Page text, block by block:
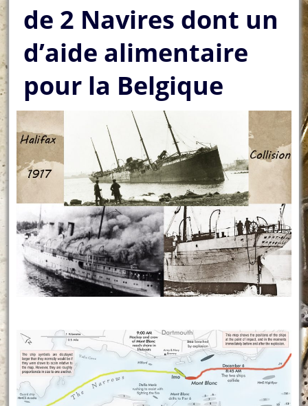
de 2 Navires dont un
d’aide alimentaire
pour la Belgique